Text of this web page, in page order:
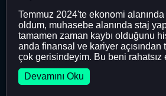
Temmuz 2024'te ekonomi
oldum, muhasebe alanında staj
tamamen zaman kaybı olduğunu
anda finansal ve kariyer açısından
çok gerisindeyim. Bu beni rahatsız
Devamını Oku